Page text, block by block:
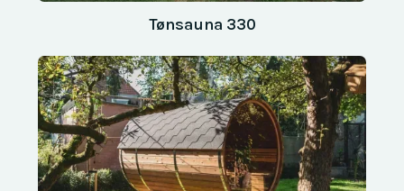
Tønsauna 330